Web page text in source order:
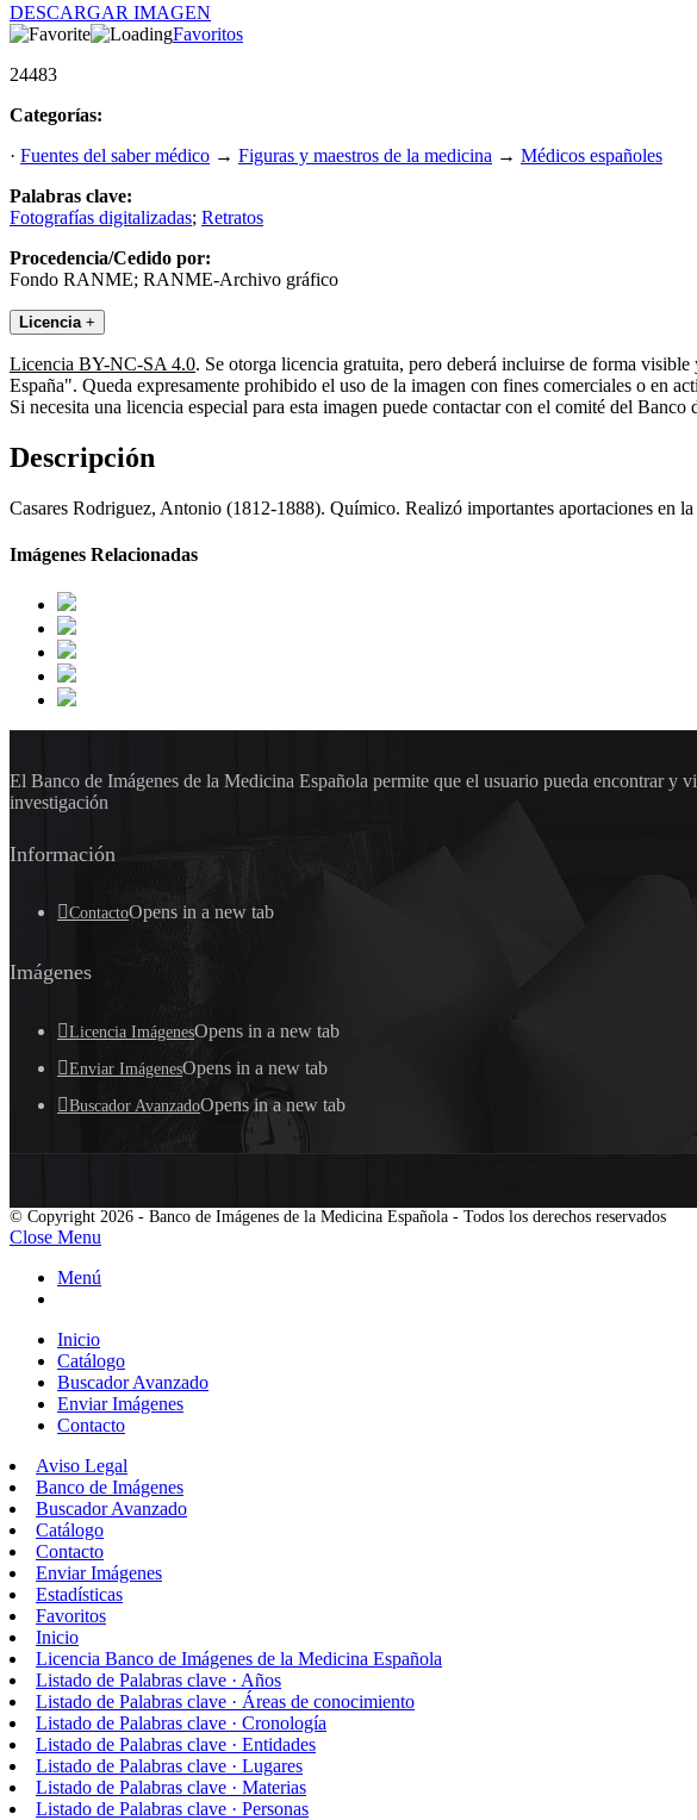
DESCARGAR IMAGEN
Favoritos
24483
Categorías:
· Fuentes del saber médico → Figuras y maestros de la medicina → Médicos españoles
Palabras clave:
Fotografías digitalizadas; Retratos
Procedencia/Cedido por:
Fondo RANME; RANME-Archivo gráfico
Licencia +
Licencia BY-NC-SA 4.0. Se otorga licencia gratuita, pero deberá incluirse de forma
España". Queda expresamente prohibido el uso de la imagen con fines comerciales o en
Si necesita una licencia especial para esta imagen puede contactar con el comité del
Descripción
Casares Rodriguez, Antonio (1812-1888). Químico. Realizó importantes aportaciones en
Imágenes Relacionadas
El Banco de Imágenes de la Medicina Española permite que el usuario pueda encontrar
investigación
Información
ContactoOpens in a new tab
Imágenes
Licencia ImágenesOpens in a new tab
Enviar ImágenesOpens in a new tab
Buscador AvanzadoOpens in a new tab
© Copyright 2026 - Banco de Imágenes de la Medicina Española - Todos los derechos reservados
Close Menu
Menú
Inicio
Catálogo
Buscador Avanzado
Enviar Imágenes
Contacto
Aviso Legal
Banco de Imágenes
Buscador Avanzado
Catálogo
Contacto
Enviar Imágenes
Estadísticas
Favoritos
Inicio
Licencia Banco de Imágenes de la Medicina Española
Listado de Palabras clave · Años
Listado de Palabras clave · Áreas de conocimiento
Listado de Palabras clave · Cronología
Listado de Palabras clave · Entidades
Listado de Palabras clave · Lugares
Listado de Palabras clave · Materias
Listado de Palabras clave · Personas